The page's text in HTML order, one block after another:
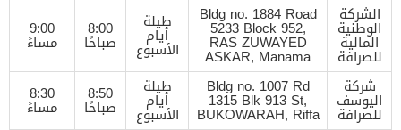
الشركة
الوطنية
المالية
للصرافة
Bldg no. 1884 Road
5233 Block 952,
RAS ZUWAYED
ASKAR, Manama
طيلة
أيام
الأسبوع
8:00
صباحًا
9:00
مساءً
شركة
اليوسف
للصرافة
Bldg no. 1007 Rd
1315 Blk 913 St,
BUKOWARAH, Riffa
طيلة
أيام
الأسبوع
8:50
صباحًا
8:30
مساءً